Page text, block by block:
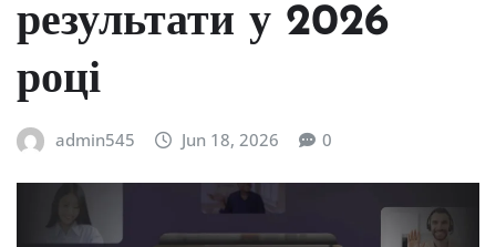
результати у 2026
році
admin545 Jun 18, 2026 0